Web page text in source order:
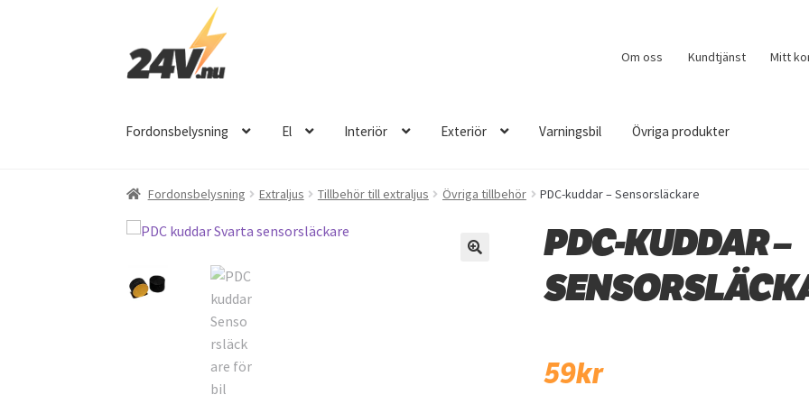
Hoppa
till
Hoppa
till
Om oss Kundtjänst Mitt
Fordonsbelysning El Interiör Exteriör Varningsbil Övriga produkter
Fordonsbelysning Extraljus Tillbehör till extraljus Övriga tillbehör PDC-kuddar – Sensorsläckare
PDC-KUDDAR –
59kr